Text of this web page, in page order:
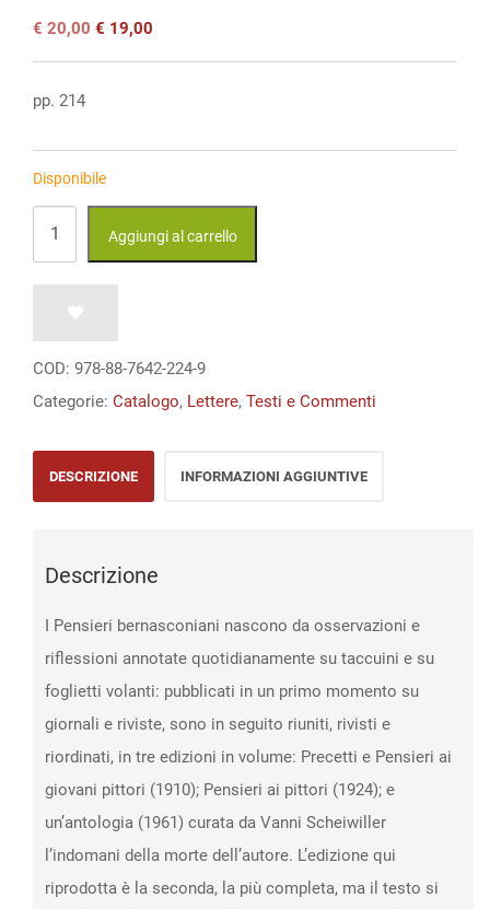
Il
originale
€ 20,00.
€ 20,00 Il
attuale
€ 19,00
pp. 214
Disponibile
pittori
quantità
Aggiungi al carrello
COD: 978-88-7642-224-9
Categorie: Catalogo, Lettere, Testi e Commenti
DESCRIZIONE INFORMAZIONI AGGIUNTIVE
Descrizione
I Pensieri bernasconiani nascono da osservazioni e
riflessioni annotate quotidianamente su taccuini e su
foglietti volanti: pubblicati in un primo momento su
giornali e riviste, sono in seguito riuniti, rivisti e
riordinati, in tre edizioni in volume: Precetti e Pensieri ai
giovani pittori (1910); Pensieri ai pittori (1924); e
un’antologia (1961) curata da Vanni Scheiwiller
l’indomani della morte dell’autore. L’edizione qui
riprodotta è la seconda, la più completa, ma il testo si